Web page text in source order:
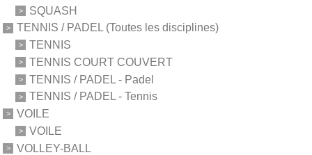
SQUASH
TENNIS / PADEL (Toutes les disciplines)
TENNIS
TENNIS COURT COUVERT
TENNIS / PADEL - Padel
TENNIS / PADEL - Tennis
VOILE
VOILE
VOLLEY-BALL